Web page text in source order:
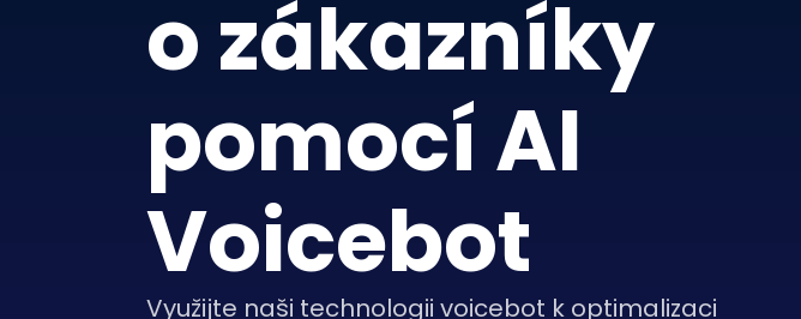
o zákazníky
pomocí AI
Voicebot
Využijte naši technologii voicebot k optimalizaci